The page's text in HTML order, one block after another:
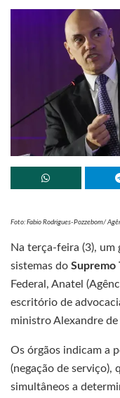
Foto: Fabio Rodrigues-Pozzebom/
Na terça-feira (3),
sistemas do Supremo
Federal, Anatel
escritório de
ministro Alexandre de
Os órgãos indicam a
(negação de serviço),
simultâneos a